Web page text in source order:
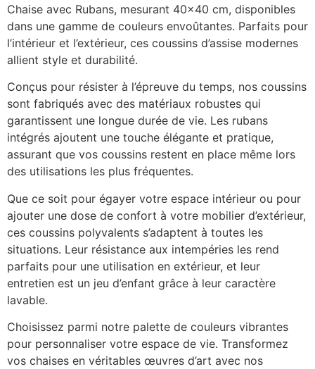
Chaise avec Rubans, mesurant 40×40 cm, disponibles
dans une gamme de couleurs envoûtantes. Parfaits pour
l’intérieur et l’extérieur, ces coussins d’assise modernes
allient style et durabilité.
Conçus pour résister à l’épreuve du temps, nos coussins
sont fabriqués avec des matériaux robustes qui
garantissent une longue durée de vie. Les rubans
intégrés ajoutent une touche élégante et pratique,
assurant que vos coussins restent en place même lors
des utilisations les plus fréquentes.
Que ce soit pour égayer votre espace intérieur ou pour
ajouter une dose de confort à votre mobilier d’extérieur,
ces coussins polyvalents s’adaptent à toutes les
situations. Leur résistance aux intempéries les rend
parfaits pour une utilisation en extérieur, et leur
entretien est un jeu d’enfant grâce à leur caractère
lavable.
Choisissez parmi notre palette de couleurs vibrantes
pour personnaliser votre espace de vie. Transformez
vos chaises en véritables œuvres d’art avec nos